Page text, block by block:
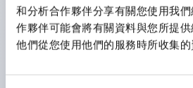
和分析合作夥伴分享有關您使用我
作夥伴可能會將有關資料與您所提
他們從您使用他們的服務時所收集的
需分色管理的 LED 燈泡，如今可
顏色。
示燈的亮燈/熄燈狀態，以及點燈